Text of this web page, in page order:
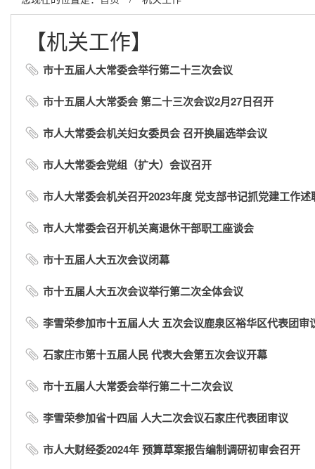
【机关工作】
市十五届人大常委会举行第二十三次会议
市十五届人大常委会 第二十三次会议2月27日召开
市人大常委会机关妇女委员会 召开换届选举会议
市人大常委会党组（扩大）会议召开
市人大常委会机关召开2023年度 党支部书记抓党建工作述
市人大常委会召开机关离退休干部职工座谈会
市十五届人大五次会议闭幕
市十五届人大五次会议举行第二次全体会议
李雪荣参加市十五届人大 五次会议鹿泉区裕华区代表团审
石家庄市第十五届人民 代表大会第五次会议开幕
市十五届人大常委会举行第二十二次会议
李雪荣参加省十四届 人大二次会议石家庄代表团审议
市人大财经委2024年 预算草案报告编制调研初审会召开